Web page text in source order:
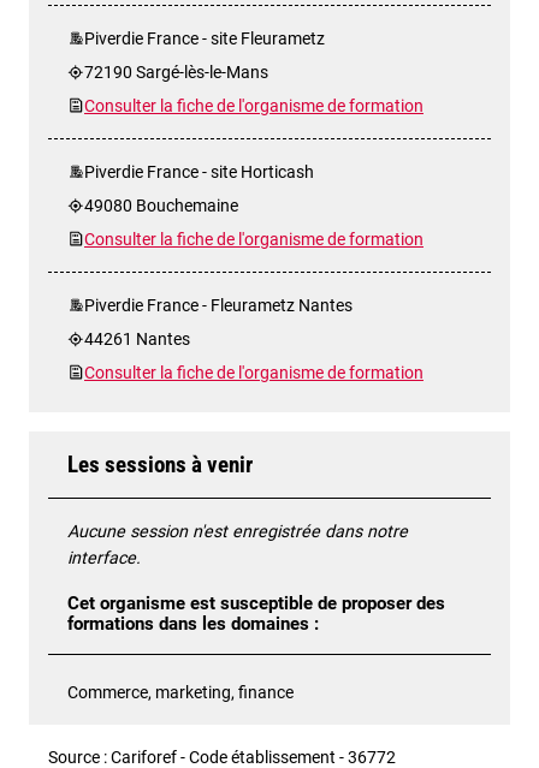
Piverdie France - site Fleurametz
72190 Sargé-lès-le-Mans
Consulter la fiche de l'organisme de formation
Piverdie France - site Horticash
49080 Bouchemaine
Consulter la fiche de l'organisme de formation
Piverdie France - Fleurametz Nantes
44261 Nantes
Consulter la fiche de l'organisme de formation
Les sessions à venir
Aucune session n'est enregistrée dans notre
interface.
Cet organisme est susceptible de proposer des
formations dans les domaines :
Commerce, marketing, finance
Source : Cariforef - Code établissement - 36772